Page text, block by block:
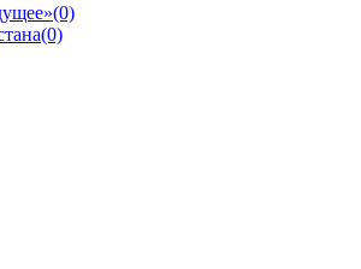
(0)
(0)